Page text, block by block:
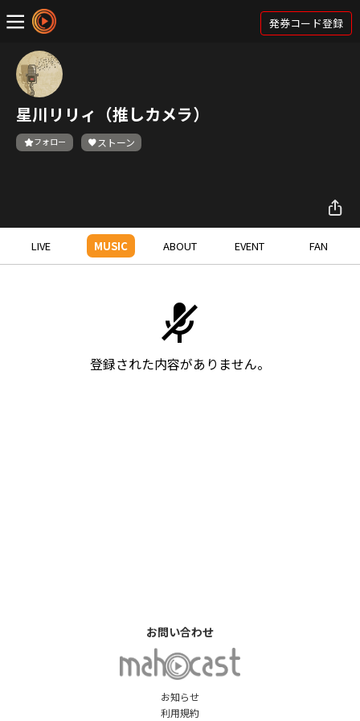
発券コード登録
星川リリィ（推しカメラ）
フォロー ストーン
LIVE MUSIC ABOUT EVENT FAN
登録された内容がありません。
お知らせ
利用規約
お問い合わせ